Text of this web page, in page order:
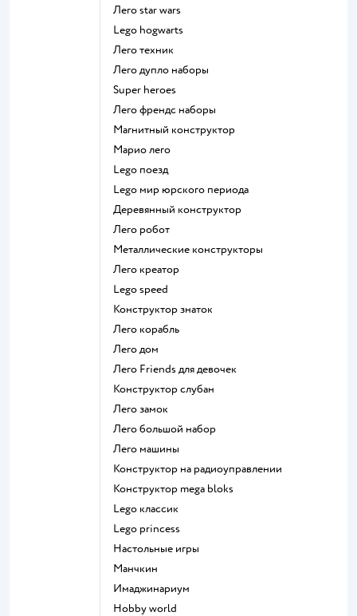
Лего star wars
Lego hogwarts
Лего техник
Лего дупло наборы
Super heroes
Лего френдс наборы
Магнитный конструктор
Марио лего
Lego поезд
Lego мир юрского периода
Деревянный конструктор
Лего робот
Металлические конструкторы
Лего креатор
Lego speed
Конструктор знаток
Лего корабль
Лего дом
Лего Friends для девочек
Конструктор слубан
Лего замок
Лего большой набор
Лего машины
Конструктор на радиоуправлении
Конструктор mega bloks
Lego классик
Lego princess
Настольные игры
Манчкин
Имаджинариум
Hobby world